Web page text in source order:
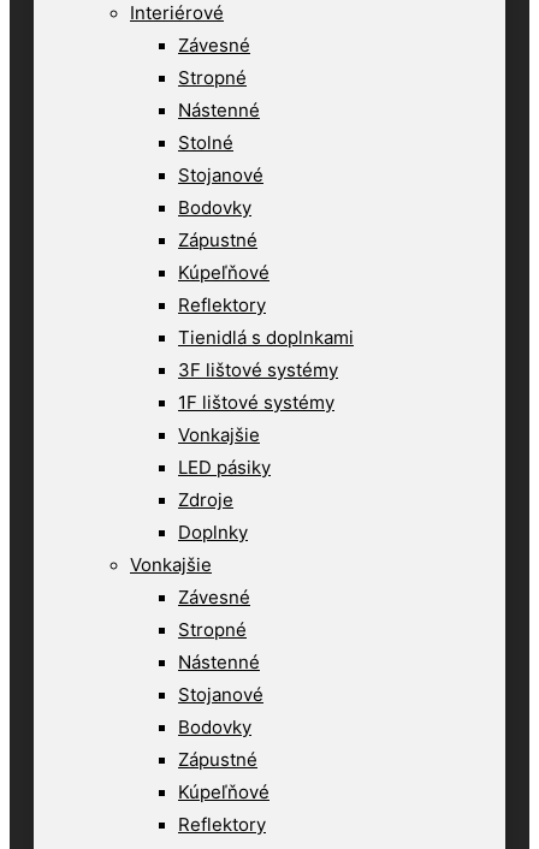
Interiérové
Závesné
Stropné
Nástenné
Stolné
Stojanové
Bodovky
Zápustné
Kúpeľňové
Reflektory
Tienidlá s doplnkami
3F lištové systémy
1F lištové systémy
Vonkajšie
LED pásiky
Zdroje
Doplnky
Vonkajšie
Závesné
Stropné
Nástenné
Stojanové
Bodovky
Zápustné
Kúpeľňové
Reflektory